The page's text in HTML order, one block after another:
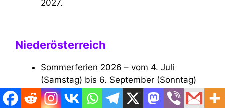
2027.
Niederösterreich
Sommerferien 2026 – vom 4. Juli
(Samstag) bis 6. September (Sonntag)
2026.
Herbstferien – vom 27. Oktober